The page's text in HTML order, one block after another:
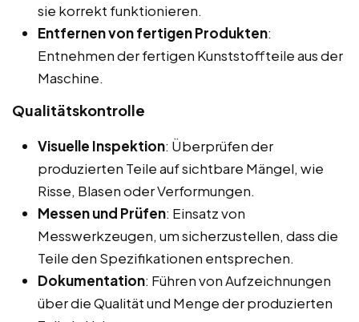
sie korrekt funktionieren.
Entfernen von fertigen Produkten:
Entnehmen der fertigen Kunststoffteile aus der
Maschine.
Qualitätskontrolle
Visuelle Inspektion: Überprüfen der
produzierten Teile auf sichtbare Mängel, wie
Risse, Blasen oder Verformungen.
Messen und Prüfen: Einsatz von
Messwerkzeugen, um sicherzustellen, dass die
Teile den Spezifikationen entsprechen.
Dokumentation: Führen von Aufzeichnungen
über die Qualität und Menge der produzierten